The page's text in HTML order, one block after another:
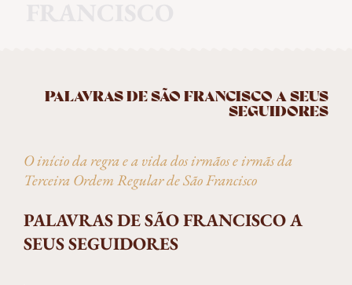
PALAVRAS DE SÃO FRANCISCO A SEUS
SEGUIDORES
O início da regra e a vida dos irmãos e irmãs da
Terceira Ordem Regular de São Francisco
PALAVRAS DE SÃO FRANCISCO A
SEUS SEGUIDORES